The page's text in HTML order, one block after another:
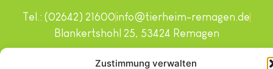
Zustimmung verwalten
Copyright © 2024. Alle Rechte vorbehalten.
Tel.: (02642) 21600info@tierheim-remagen.de
Blankertshohl 25, 53424 Remagen